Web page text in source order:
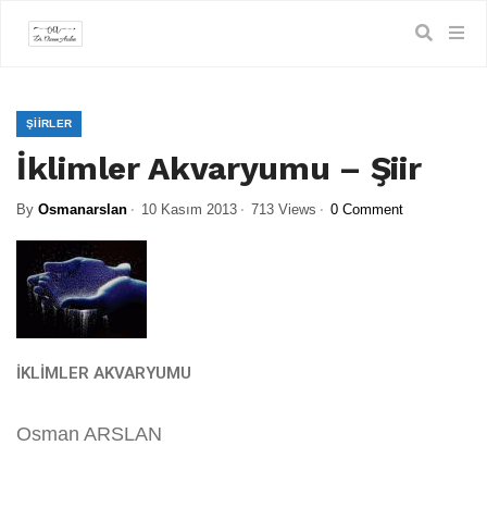
ŞIIRLER
İklimler Akvaryumu – Şiir
By Osmanarslan 10 Kasım 2013 713 Views 0 Comment
İKLİMLER AKVARYUMU
Osman ARSLAN